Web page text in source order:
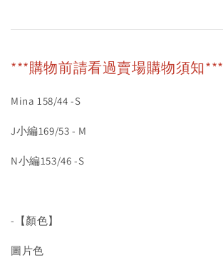
***購物前請看過賣場購物須知***
Mina 158/44 -S
J小編169/53 - M
N小編153/46 -S
-【顏色】
圖片色